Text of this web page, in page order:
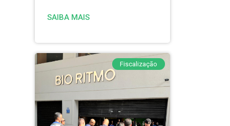
SAIBA MAIS
Fiscalização